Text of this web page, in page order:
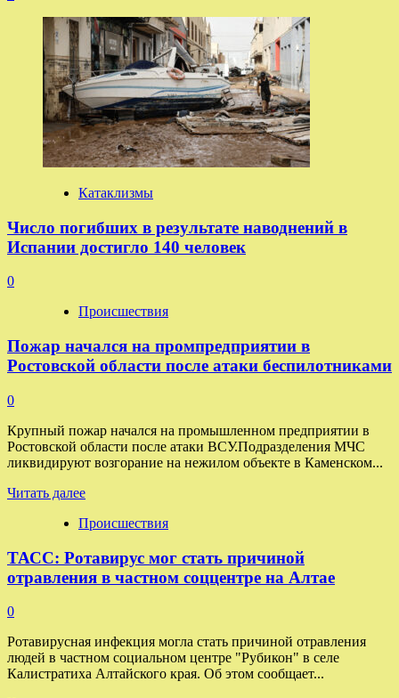
Катаклизмы
Число погибших в результате наводнений в
Испании достигло 140 человек
0
Происшествия
Пожар начался на промпредприятии в
Ростовской области после атаки беспилотниками
0
Крупный пожар начался на промышленном предприятии в
Ростовской области после атаки ВСУ.Подразделения МЧС
ликвидируют возгорание на нежилом объекте в Каменском...
Читать далееПрочитать
о
начался
на
промпредприятии
области
после
атаки
беспилотниками
Происшествия
ТАСС: Ротавирус мог стать причиной
отравления в частном соццентре на Алтае
0
Ротавирусная инфекция могла стать причиной отравления
людей в частном социальном центре "Рубикон" в селе
Калистратиха Алтайского края. Об этом сообщает...